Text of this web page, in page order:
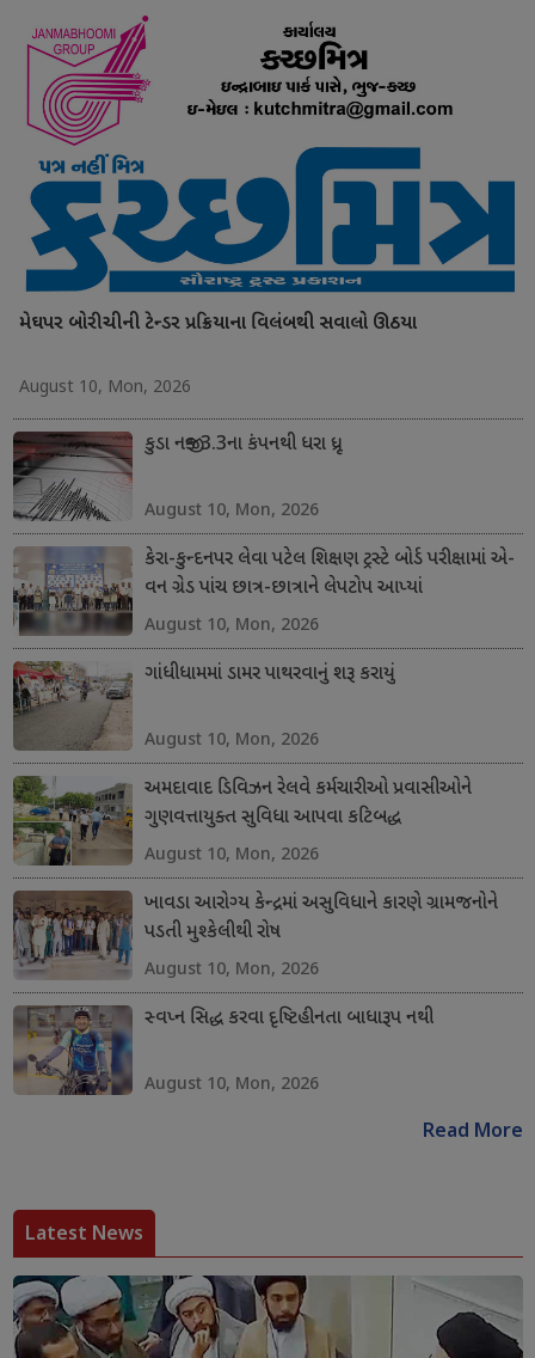
મેઘપર બોરીચીની ટેન્ડર પ્રક્રિયાના વિલંબથી સવાલો ઊઠયા
August 10, Mon, 2026
કુડા નજીક 3.3ના કંપનથી ધરા ધ્રૂજી
August 10, Mon, 2026
કેરા-કુન્દનપર લેવા પટેલ શિક્ષણ ટ્રસ્ટે બોર્ડ પરીક્ષામાં એ-
વન ગ્રેડ પાંચ છાત્ર-છાત્રાને લેપટોપ આપ્યાં
August 10, Mon, 2026
ગાંધીધામમાં ડામર પાથરવાનું શરૂ કરાયું
August 10, Mon, 2026
અમદાવાદ ડિવિઝન રેલવે કર્મચારીઓ પ્રવાસીઓને
ગુણવત્તાયુક્ત સુવિધા આપવા કટિબદ્ધ
August 10, Mon, 2026
ખાવડા આરોગ્ય કેન્દ્રમાં અસુવિધાને કારણે ગ્રામજનોને
પડતી મુશ્કેલીથી રોષ
August 10, Mon, 2026
સ્વપ્ન સિદ્ધ કરવા દૃષ્ટિહીનતા બાધારૂપ નથી
August 10, Mon, 2026
Read More
Latest News